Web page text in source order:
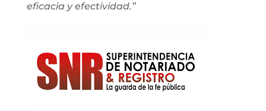
eficacia y efectividad.”